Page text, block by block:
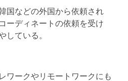
国などの外国から依頼され
ーディネートの依頼を受け
している。
ワークやリモートワークにも